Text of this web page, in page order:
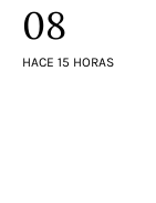
08
HACE 15 HORAS